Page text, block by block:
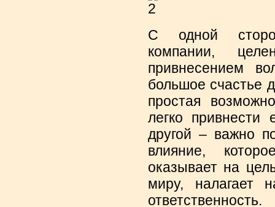
С одной
компании,
привнесением
большое счастье
простая
легко
другой – важно
влияние,
оказывает на
миру, налагает
ответственность.